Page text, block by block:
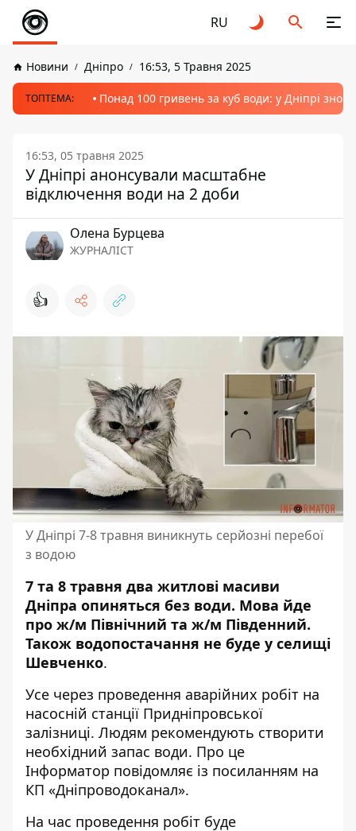
RU
Новини Дніпро 16:53, 5 Травня 2025
ТОПТЕМА: Понад 100 гривень за куб води: у Дніпрі
16:53, 05 травня 2025
У Дніпрі анонсували масштабне
відключення води на 2 доби
Олена Бурцева
ЖУРНАЛІСТ
👍
У Дніпрі 7-8 травня виникнуть серйозні перебої
з водою
7 та 8 травня два житлові масиви
Дніпра опиняться без води. Мова йде
про ж/м Північний та ж/м Південний.
Також водопостачання не буде у селищі
Шевченко.
Усе через проведення аварійних робіт на
насосній станції Придніпровської
залізниці. Людям рекомендують створити
необхідний запас води. Про це
Інформатор повідомляє із посиланням на
КП «Дніпроводоканал».
На час проведення робіт буде